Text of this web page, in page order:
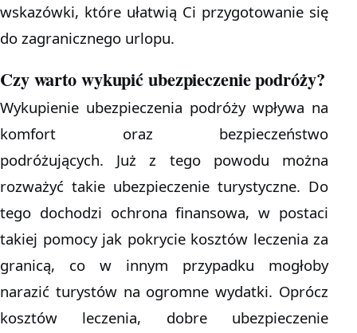
wskazówki, które ułatwią Ci przygotowanie się
do zagranicznego urlopu.
Czy warto wykupić ubezpieczenie podróży?
Wykupienie ubezpieczenia podróży wpływa na
komfort oraz bezpieczeństwo
podróżujących. Już z tego powodu można
rozważyć takie ubezpieczenie turystyczne. Do
tego dochodzi ochrona finansowa, w postaci
takiej pomocy jak pokrycie kosztów leczenia za
granicą, co w innym przypadku mogłoby
narazić turystów na ogromne wydatki. Oprócz
kosztów leczenia, dobre ubezpieczenie